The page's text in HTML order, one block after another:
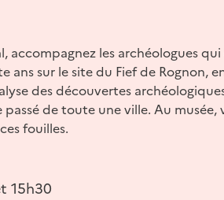
accompagnez les archéologues
ans sur le site du Fief de Rognon,
des découvertes
de toute une ville. Au
fouilles.
15h30